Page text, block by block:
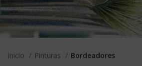
Inicio Pinturas
Bordeadores